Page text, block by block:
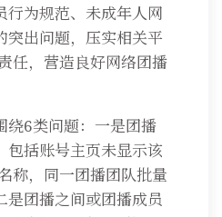
行为规范、未成年人网
突出问题，压实相关平
任，营造良好网络团播
6类问题：一是团播
包括账号主页未显示该
称，同一团播团队批量
是团播之间或团播成员